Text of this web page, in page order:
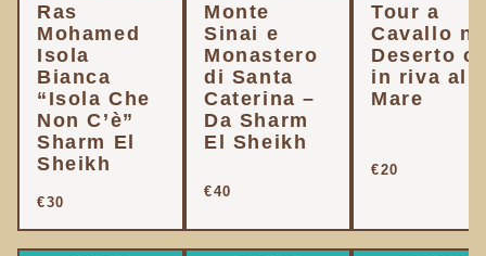
Ras
Mohamed
Isola
Bianca
“Isola Che
Non C’è”
Sharm El
Sheikh
€30
Monte
Sinai e
Monastero
di Santa
Caterina –
Da Sharm
El Sheikh
€40
Tour a
Cavallo
Deserto o
in riva al
Mare
€20